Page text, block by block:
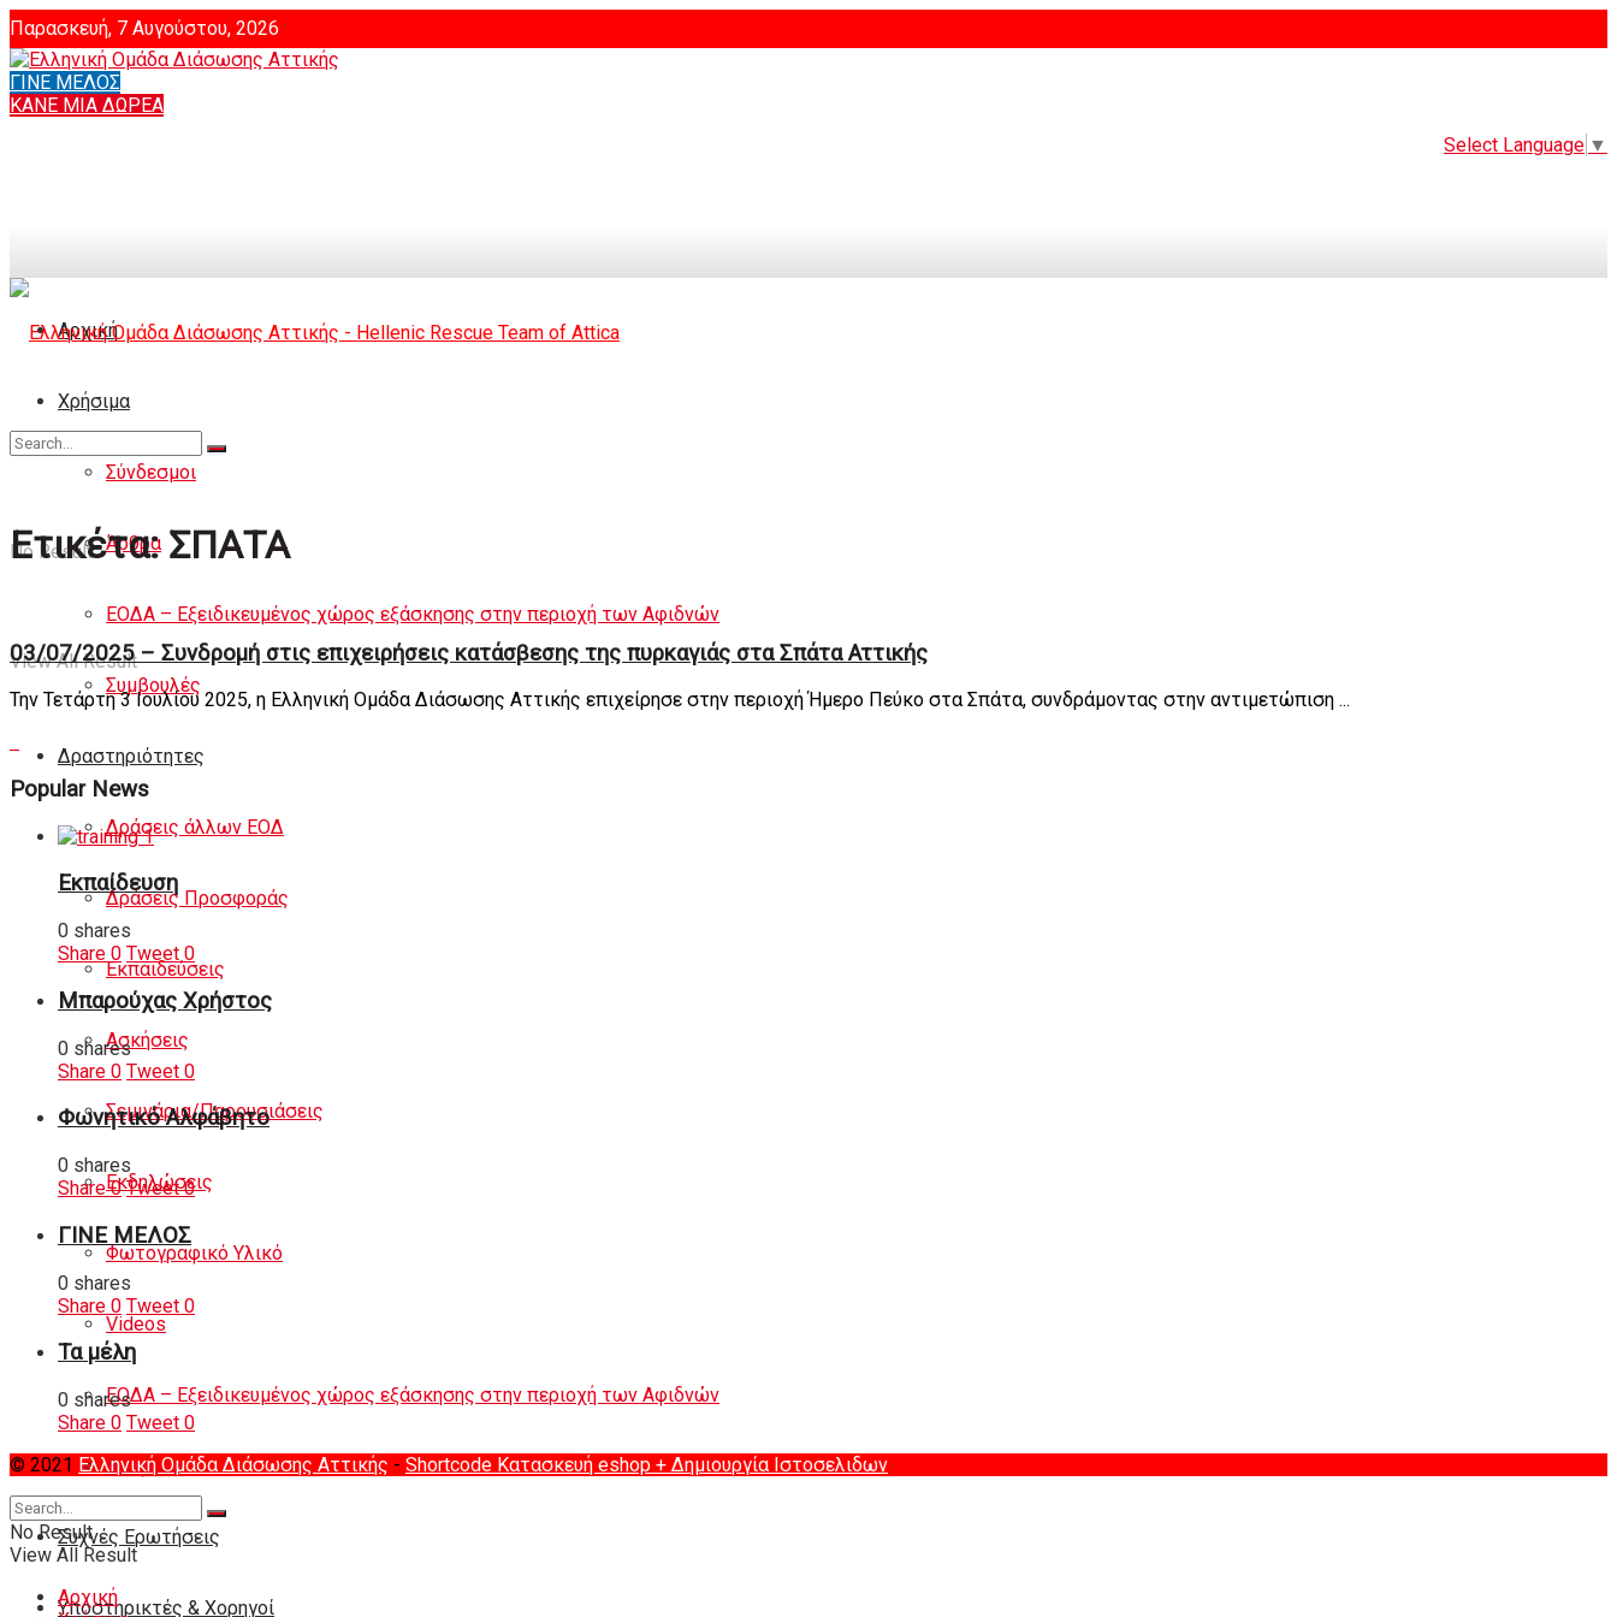
Παρασκευή, 7 Αυγούστου, 2026
Login
Select Language ▼
ΓΙΝΕ ΜΕΛΟΣ
ΚΑΝΕ ΜΙΑ ΔΩΡΕΑ
Αρχική
Χρήσιμα
Σύνδεσμοι
Άρθρα
ΕΟΔΑ – Εξειδικευμένος χώρος εξάσκησης στην περιοχή των Αφιδνών
Συμβουλές
Δραστηριότητες
Δράσεις άλλων ΕΟΔ
Δράσεις Προσφοράς
Εκπαιδεύσεις
Ασκήσεις
Σεμινάρια/Παρουσιάσεις
Εκδηλώσεις
Φωτογραφικό Υλικό
Videos
ΕΟΔΑ – Εξειδικευμένος χώρος εξάσκησης στην περιοχή των Αφιδνών
Διάφορα
Συχνές Ερωτήσεις
Υποστηρικτές & Χορηγοί
No Result
View All Result
Ετικέτα:ΣΠΑΤΑ
03/07/2025 – Συνδρομή στις επιχειρήσεις κατάσβεσης της πυρκαγιάς στα Σπάτα Αττικής
Την Τετάρτη 3 Ιουλίου 2025, η Ελληνική Ομάδα Διάσωσης Αττικής επιχείρησε στην περιοχή Ήμερο Πεύκο στα Σπάτα, συνδράμοντας στην αντιμετώπιση ...
Popular News
Εκπαίδευση
0 shares
Share 0 Tweet 0
Μπαρούχας Χρήστος
0 shares
Share 0 Tweet 0
Φωνητικό Αλφάβητο
0 shares
Share 0 Tweet 0
ΓΙΝΕ ΜΕΛΟΣ
0 shares
Share 0 Tweet 0
Τα μέλη
0 shares
Share 0 Tweet 0
© 2021 Ελληνική Ομάδα Διάσωσης Αττικής - Shortcode Κατασκευή eshop + Δημιουργία Ιστοσελιδων
No Result
View All Result
Αρχική